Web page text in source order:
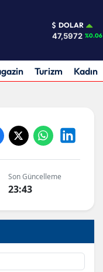
DOLAR
47,5972 %0.06
Turizm Kadın
Son Güncelleme
23:43